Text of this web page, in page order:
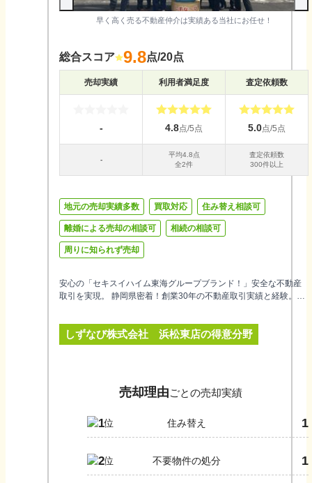
早く高く売る不動産仲介は実績ある当社にお任せ！
総合スコア 9.8点/20点
売却実績 利用者満足度 査定依頼数
- 4.8点/5点 5.0点/5点
-
平均4.8点
全2件
査定依頼数
300件以上
地元の売却実績多数 買取対応 住み替え相談可
離婚による売却の相談可 相続の相談可
周りに知られず売却
安心の「セキスイハイム東海グループブランド！」安全な不動産
取引を実現。 静岡県密着！創業30年の不動産取引実績と経験。宅
ます。 不動産のスペシャリストとして「この人、この会社にな
ら！」と安心してお任せいただけるよう、お客様のご相談に親身
しずなび株式会社 浜松東店の得意分野
売却理由ごとの売却実績
1 住み替え 1
2 不要物件の処分 1